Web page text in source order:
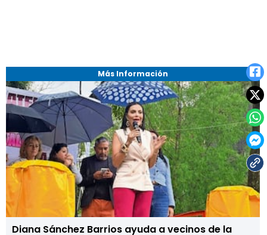
Más Información
Diana Sánchez Barrios ayuda a vecinos de la